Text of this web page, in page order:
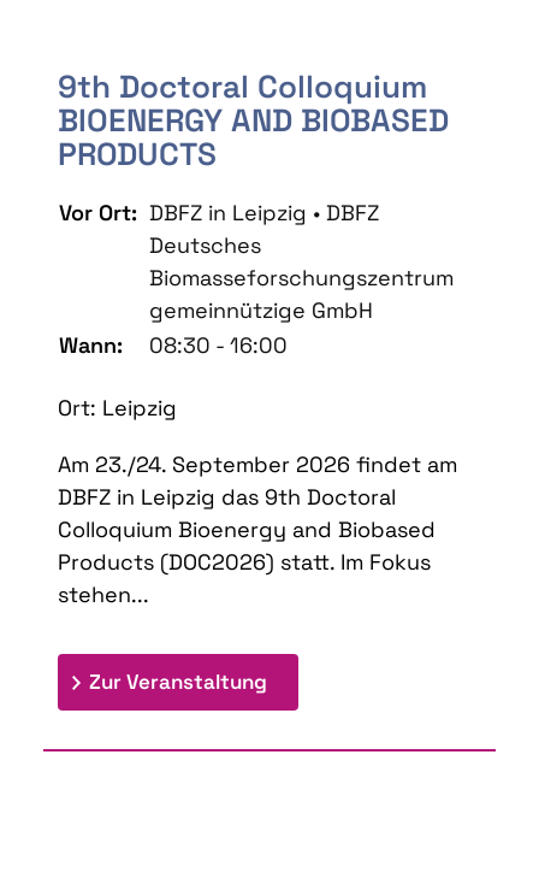
9th Doctoral Colloquium
BIOENERGY AND BIOBASED
PRODUCTS
Vor Ort: DBFZ in Leipzig • DBFZ
Deutsches
Biomasseforschungszentrum
gemeinnützige GmbH
Wann:
08:30 - 16:00
Ort: Leipzig
Am 23./24. September 2026 findet am
DBFZ in Leipzig das 9th Doctoral
Colloquium Bioenergy and Biobased
Products (DOC2026) statt. Im Fokus
stehen...
Zur Veranstaltung